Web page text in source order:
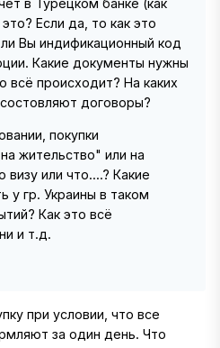
Если да, то как это
Вы индификационный код
Какие документы нужны
всё происходит? На каких
договоры?
покупки
жительство" или на
или что....? Какие
у гр. Украины в таком
Как это всё
и т.д.
при условии, что все
за один день. Что